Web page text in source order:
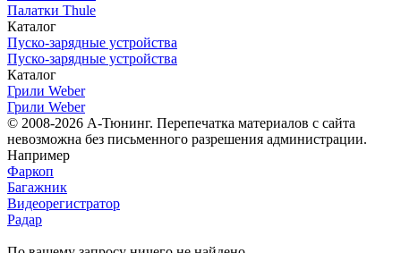
Палатки Thule
Каталог
Пуско-зарядные устройства
Пуско-зарядные устройства
Каталог
Грили Weber
Грили Weber
© 2008-2026 А-Тюнинг. Перепечатка материалов с сайта
невозможна без письменного разрешения администрации.
Например
Фаркоп
Багажник
Видеорегистратор
Радар